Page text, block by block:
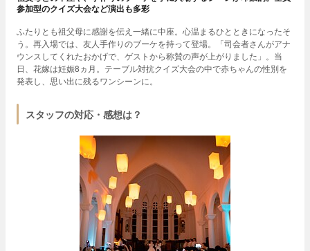
参加型のクイズ大会など演出も多彩
ふたりとも祖父母に感謝を伝え一緒に中座。心温まるひとときになったそ
う。再入場では、友人手作りのブーケを持って登場。「司会者さんがアナ
ウンスしてくれたおかげで、ゲストから称賛の声が上がりました」。当
日、花嫁は妊娠8ヵ月。テーブル対抗クイズ大会の中で赤ちゃんの性別を
発表し、思い出に残るワンシーンに。
スタッフの対応・感想は？